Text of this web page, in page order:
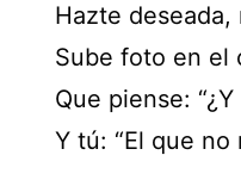
Hazte
Sube foto en el
Que piense:
Y tú: “El que no